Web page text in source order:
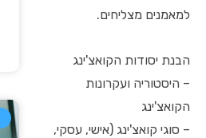
למאמנים מצליחים.
הבנת יסודות הקואצ'ינג
– היסטוריה ועקרונות
הקואצ'ינג
– סוגי קואצ'ינג (אישי, עסקי,